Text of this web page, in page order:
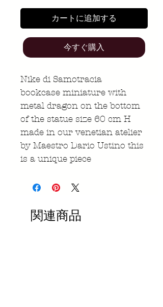
カートに追加する
今すぐ購入
Nike di Samotracia
bookcase miniature with
metal dragon on the bottom
of the statue size 60 cm H
made in our venetian atelier
by Maestro Dario Ustino this
is a unique piece
関連商品